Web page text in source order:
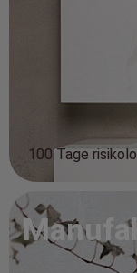
100 Tage